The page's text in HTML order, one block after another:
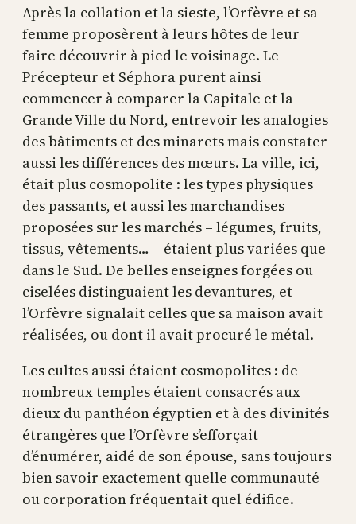
Après la collation et la sieste, l’Orfèvre et sa
femme proposèrent à leurs hôtes de leur
faire découvrir à pied le voisinage. Le
Précepteur et Séphora purent ainsi
commencer à comparer la Capitale et la
Grande Ville du Nord, entrevoir les analogies
des bâtiments et des minarets mais constater
aussi les différences des mœurs. La ville, ici,
était plus cosmopolite : les types physiques
des passants, et aussi les marchandises
proposées sur les marchés – légumes, fruits,
tissus, vêtements… – étaient plus variées que
dans le Sud. De belles enseignes forgées ou
ciselées distinguaient les devantures, et
l’Orfèvre signalait celles que sa maison avait
réalisées, ou dont il avait procuré le métal.
Les cultes aussi étaient cosmopolites : de
nombreux temples étaient consacrés aux
dieux du panthéon égyptien et à des divinités
étrangères que l’Orfèvre s’efforçait
d’énumérer, aidé de son épouse, sans toujours
bien savoir exactement quelle communauté
ou corporation fréquentait quel édifice.